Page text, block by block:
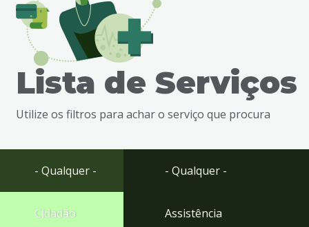
busca
Ir
rodapé
Lista de Serviços
Utilize os filtros para achar o serviço que procura
- Qualquer -
Cidadão
- Qualquer -
Assistência